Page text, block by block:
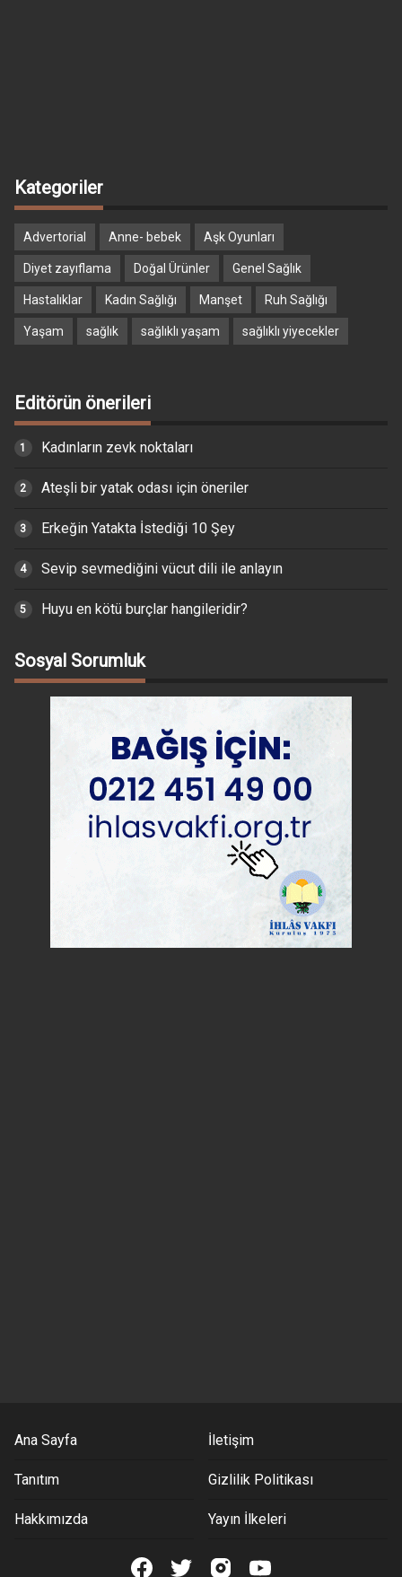
Kategoriler
Advertorial Anne- bebek Aşk Oyunları
Diyet zayıflama Doğal Ürünler Genel Sağlık
Hastalıklar Kadın Sağlığı Manşet Ruh Sağlığı
Yaşam sağlık sağlıklı yaşam sağlıklı yiyecekler
Editörün önerileri
Kadınların zevk noktaları
Ateşli bir yatak odası için öneriler
Erkeğin Yatakta İstediği 10 Şey
Sevip sevmediğini vücut dili ile anlayın
Huyu en kötü burçlar hangileridir?
Sosyal Sorumluk
Ana Sayfa İletişim
Tanıtım Gizlilik Politikası
Hakkımızda Yayın İlkeleri